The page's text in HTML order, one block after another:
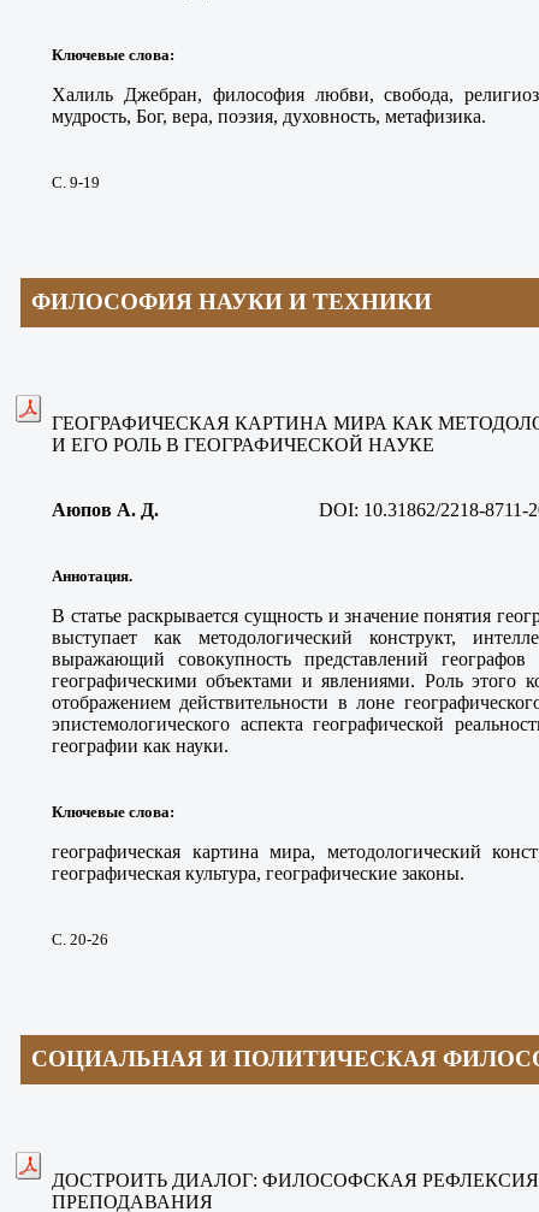
Ключевые слова:
Халиль Джебран, философия любви, свобода,
мудрость, Бог, вера, поэзия, духовность, метафизика.
С. 9-19
ФИЛОСОФИЯ НАУКИ И ТЕХНИКИ
ГЕОГРАФИЧЕСКАЯ КАРТИНА МИРА КАК
И ЕГО РОЛЬ В ГЕОГРАФИЧЕСКОЙ НАУКЕ
Аюпов А. Д. DOI: 10.31862/2218-8711-
Аннотация.
В статье раскрывается сущность и значение понятия
выступает как методологический конструкт,
выражающий совокупность представлений
географическими объектами и явлениями. Роль этого
отображением действительности в лоне
эпистемологического аспекта географической
географии как науки.
Ключевые слова:
географическая картина мира, методологический
географическая культура, географические законы.
С. 20-26
СОЦИАЛЬНАЯ И ПОЛИТИЧЕСКАЯ
ДОСТРОИТЬ ДИАЛОГ: ФИЛОСОФСКАЯ
ПРЕПОДАВАНИЯ